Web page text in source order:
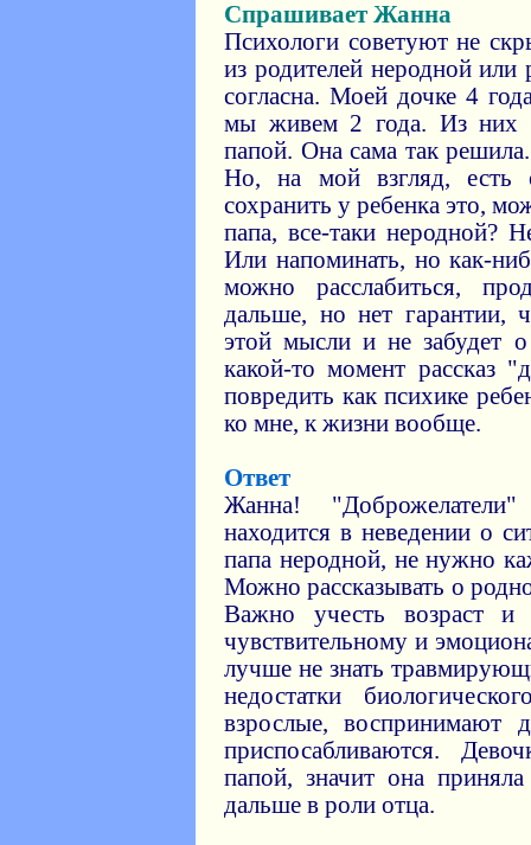
Спрашивает Жанна
Психологи советуют не
из родителей неродной
согласна. Моей дочке 4
мы живем 2 года. Из них
папой. Она сама так
Но, на мой взгляд, есть
сохранить у ребенка это,
папа, все-таки неродной?
Или напоминать, но как-
можно расслабиться,
дальше, но нет гарантии,
этой мысли и не забудет
какой-то момент рассказ
повредить как психике
ко мне, к жизни вообще.
Ответ
Жанна!
находится в неведении о
папа неродной, не нужно
Можно рассказывать о
Важно учесть возраст и
чувствительному и
лучше не знать
недостатки
взрослые, воспринимают
приспосабливаются.
папой, значит она
дальше в роли отца.